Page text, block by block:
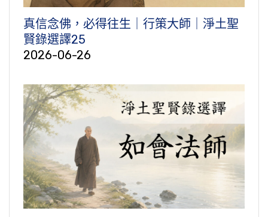
真信念佛，必得往生｜行策大師｜淨土聖
賢錄選譯25
2026-06-26